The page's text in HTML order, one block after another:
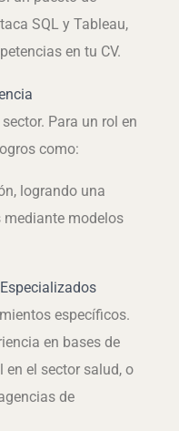
SQL y Tableau,
en tu CV.
Para un rol en
como:
logrando una
mediante modelos
específicos.
en bases de
el sector salud, o
de